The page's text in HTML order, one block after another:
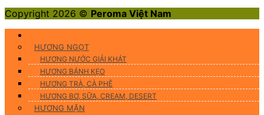
Copyright 2026 © Peroma Việt Nam
HƯƠNG NGỌT
HƯƠNG NƯỚC GIẢI KHÁT
HƯƠNG BÁNH KẸO
HƯƠNG TRÀ, CÀ PHÊ
HƯƠNG BƠ, SỮA, CREAM, DESERT
HƯƠNG MẶN